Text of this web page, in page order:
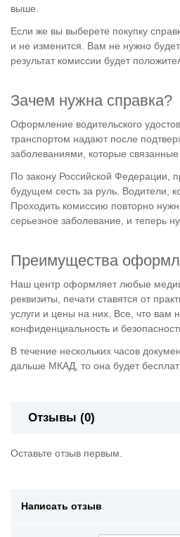
выше.
Если же вы выберете покупку
и не изменится. Вам не нужно
результат комиссии будет
Зачем нужна справка?
Оформление водительского
транспортом надают после
заболеваниями, которые связанные
По закону Российской Федерации,
будущем сесть за руль. Водители,
Проходить комиссию повторно
серьезное заболевание, и теперь
Преимущества
Наш центр оформляет любые
реквизиты, печати ставятся от
услуги и цены на них. Все, что вам
конфиденциальность и
В течение нескольких часов
дальше МКАД, то она будет
Отзывы (0)
Оставьте отзыв первым.
Написать отзыв